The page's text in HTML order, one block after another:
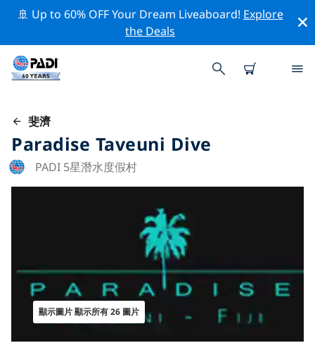
🚢 Up to 60% OFF Your Dream Liveaboard! Explore
the Deals
斐濟
Paradise Taveuni Dive
PADI 5星潛水度假村
顯示圖片 顯示所有 26 圖片